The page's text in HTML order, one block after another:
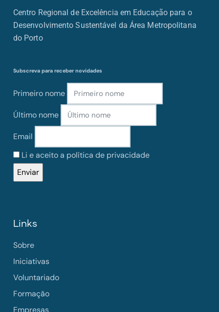
Centro Regional de Excelência em Educação para o
Desenvolvimento Sustentável da Área Metropolitana
do Porto
Subscreva para receber novidades
Primeiro nome
Último nome
Email
Li e aceito a política de privacidade
Links
Sobre
Iniciativas
Voluntariado
Formação
Empresas